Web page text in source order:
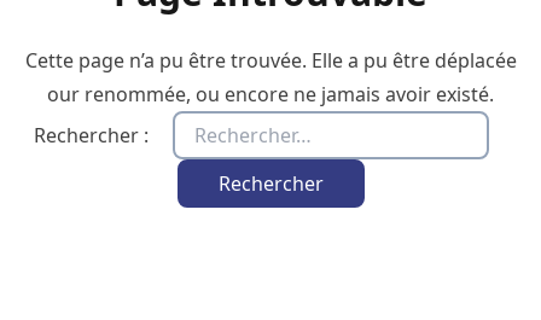
Cette page n’a pu être trouvée. Elle a pu être déplacée
our renommée, ou encore ne jamais avoir existé.
Rechercher :